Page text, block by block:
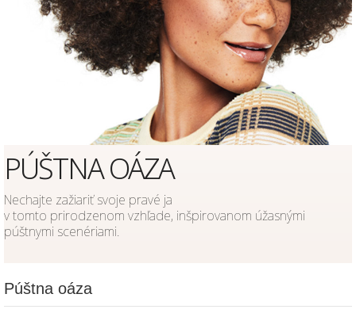
PÚŠTNA OÁZA
Nechajte zažiariť svoje pravé ja
v tomto prirodzenom vzhľade, inšpirovanom úžasnými
púštnymi scenériami.
Púštna oáza